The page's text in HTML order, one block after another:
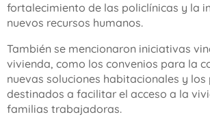
fortalecimiento de las policlínicas y la
nuevos recursos humanos.
También se mencionaron iniciativas
vivienda, como los convenios para la
nuevas soluciones habitacionales y
destinados a facilitar el acceso a la
familias trabajadoras.